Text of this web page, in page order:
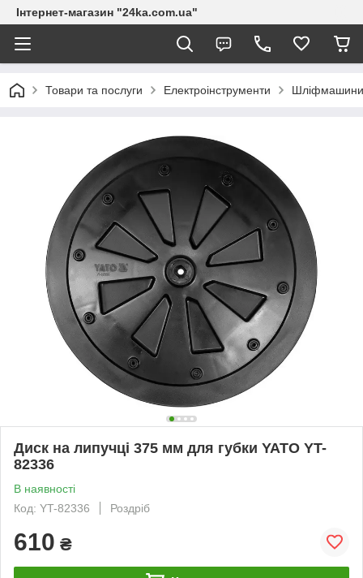
Інтернет-магазин "24ka.com.ua"
Товари та послуги Електроінструменти Шліфмашини
Диск на липучці 375 мм для губки YATO YT-
82336
В наявності
Код: YT-82336
Роздріб
610 ₴